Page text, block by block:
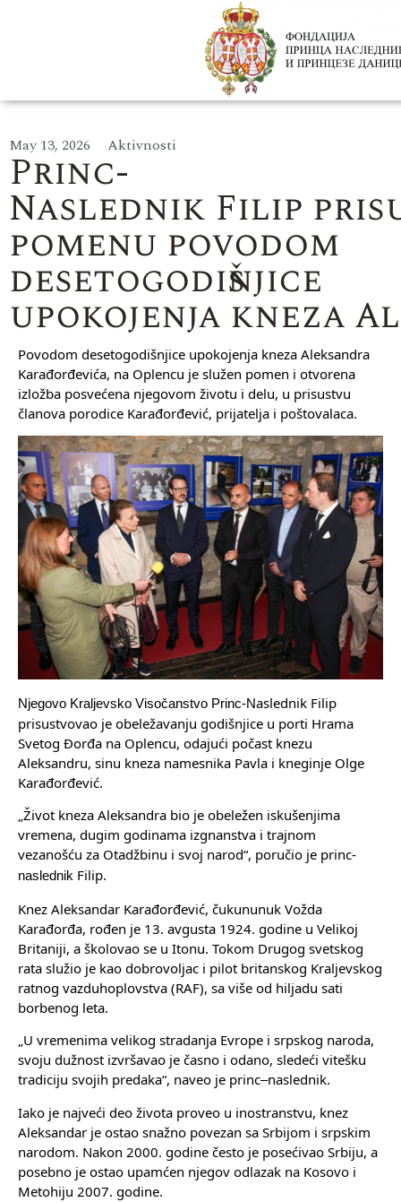
May 13, 2026 Aktivnosti
Princ-
Naslednik Filip
pomenu povodom
desetogodišnjice
upokojenja kneza
Povodom desetogodišnjice upokojenja kneza Aleksandra
Karađorđevića, na Oplencu je služen pomen i otvorena
izložba posvećena njegovom životu i delu, u prisustvu
članova porodice Karađorđević, prijatelja i poštovalaca.
Njegovo Kraljevsko Visočanstvo Princ-Naslednik Filip
prisustvovao je obeležavanju godišnjice u porti Hrama
Svetog Đorđa na Oplencu, odajući počast knezu
Aleksandru, sinu kneza namesnika Pavla i kneginje Olge
Karađorđević.
„Život kneza Aleksandra bio je obeležen iskušenjima
vremena, dugim godinama izgnanstva i trajnom
vezanošću za Otadžbinu i svoj narod“, poručio je princ-
naslednik Filip.
Knez Aleksandar Karađorđević, čukununuk Vožda
Karađorđa, rođen je 13. avgusta 1924. godine u Velikoj
Britaniji, a školovao se u Itonu. Tokom Drugog svetskog
rata služio je kao dobrovoljac i pilot britanskog Kraljevskog
ratnog vazduhoplovstva (RAF), sa više od hiljadu sati
borbenog leta.
„U vremenima velikog stradanja Evrope i srpskog naroda,
svoju dužnost izvršavao je časno i odano, sledeći vitešku
tradiciju svojih predaka“, naveo je princ–naslednik.
Iako je najveći deo života proveo u inostranstvu, knez
Aleksandar je ostao snažno povezan sa Srbijom i srpskim
narodom. Nakon 2000. godine često je posećivao Srbiju, a
posebno je ostao upamćen njegov odlazak na Kosovo i
Metohiju 2007. godine.